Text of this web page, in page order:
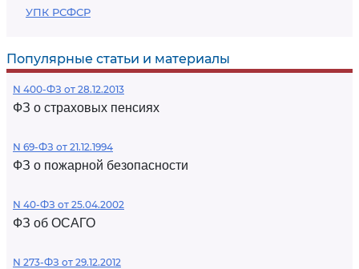
УПК РСФСР
Популярные статьи и материалы
N 400-ФЗ от 28.12.2013
ФЗ о страховых пенсиях
N 69-ФЗ от 21.12.1994
ФЗ о пожарной безопасности
N 40-ФЗ от 25.04.2002
ФЗ об ОСАГО
N 273-ФЗ от 29.12.2012